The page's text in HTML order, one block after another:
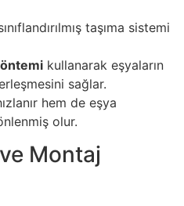
taşıma sistemi
kullanarak eşyaların
sağlar.
hem de eşya
olur.
Montaj